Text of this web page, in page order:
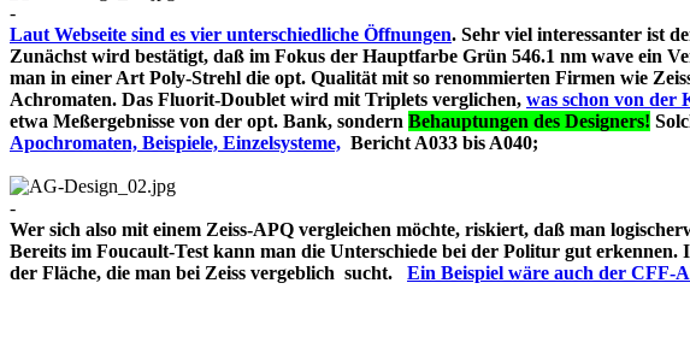
-
Laut Webseite sind es vier unterschiedliche Öffnungen. Sehr viel interessanter ist
Zunächst wird bestätigt, daß im Fokus der Hauptfarbe Grün 546.1 nm wave ein
man in einer Art Poly-Strehl die opt. Qualität mit so renommierten Firmen wie
Achromaten. Das Fluorit-Doublet wird mit Triplets verglichen, was schon von der
etwa Meßergebnisse von der opt. Bank, sondern Behauptungen des Designers!
Apochromaten, Beispiele, Einzelsysteme, Bericht A033 bis A040;
-
Wer sich also mit einem Zeiss-APQ vergleichen möchte, riskiert, daß man
Bereits im Foucault-Test kann man die Unterschiede bei der Politur gut
der Fläche, die man bei Zeiss vergeblich sucht. Ein Beispiel wäre auch der CFF-